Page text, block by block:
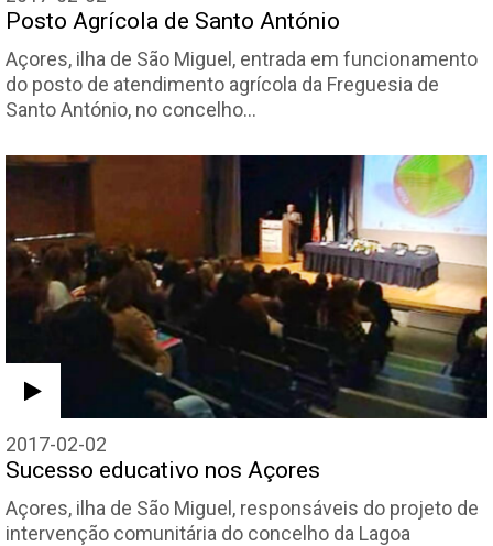
Posto Agrícola de Santo António
Açores, ilha de São Miguel, entrada em funcionamento
do posto de atendimento agrícola da Freguesia de
Santo António, no concelho…
2017-02-02
Sucesso educativo nos Açores
Açores, ilha de São Miguel, responsáveis do projeto de
intervenção comunitária do concelho da Lagoa